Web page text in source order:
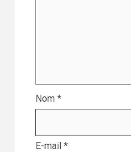
Nom *
E-mail *